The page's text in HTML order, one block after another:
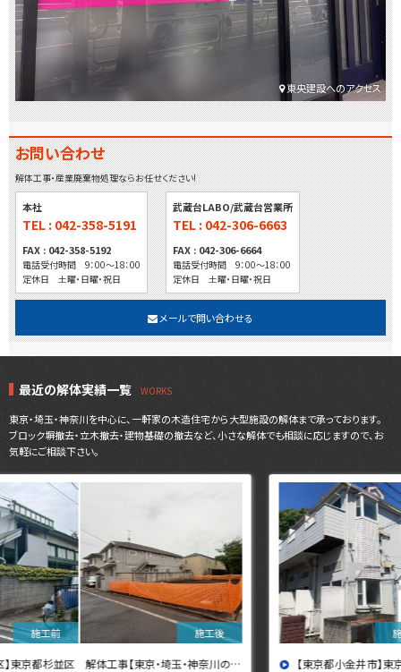
東央建設へのアクセス
お問い合わせ
解体工事・産業廃棄物処理ならお任せください!
本社
TEL : 042-358-5191
FAX : 042-358-5192
電話受付時間 9：00～18：00
定休日 土曜・日曜・祝日
武蔵台LABO/武蔵台営業所
TEL : 042-306-6663
FAX : 042-306-6664
電話受付時間 9：00～18：00
定休日 土曜・日曜・祝日
メールで問い合わせる
最近の解体実績一覧
東京・埼玉・神奈川を中心に、一軒家の木造住宅から大型施設の解体まで承っております。
ブロック塀撤去・立木撤去・建物基礎の撤去など、小さな解体でも相談に応じますので、お
気軽にご相談下さい。
【東京都小金井市】東京都小金井市 解体工事 【東京・埼玉・神奈川の解体工事なら東央建設へ】